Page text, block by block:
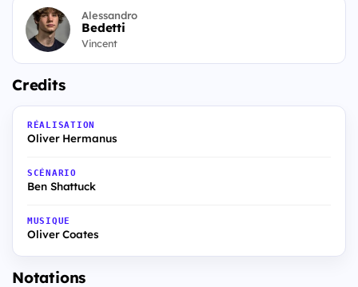
Alessandro
Bedetti
Vincent
Credits
RÉALISATION
Oliver Hermanus
SCÉNARIO
Ben Shattuck
MUSIQUE
Oliver Coates
Notations